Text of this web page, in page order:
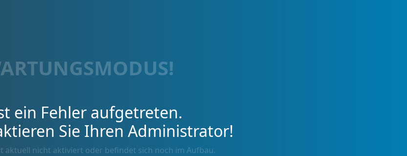
ein Fehler aufgetreten.
Sie Ihren Administrator!
aktuell nicht aktiviert oder befindet sich noch im Aufbau.